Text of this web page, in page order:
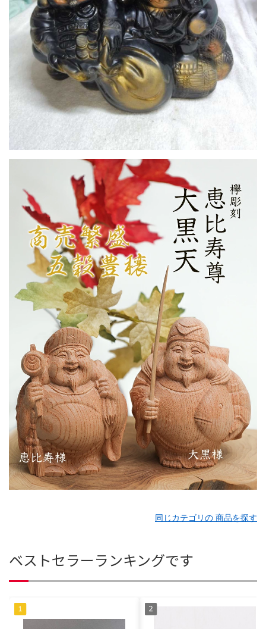
同じカテゴリの 商品を探す
ベストセラーランキングです